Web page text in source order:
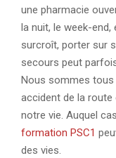
une pharmacie
la nuit, le week-end,
surcroît, porter sur
secours peut
Nous sommes tous
accident de la
notre vie. Auquel
formation PSC1
des vies.